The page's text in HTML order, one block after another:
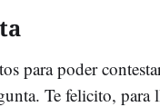
para poder
Te felicito,